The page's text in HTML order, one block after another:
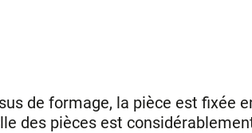
de formage, la pièce est fixée
des pièces est